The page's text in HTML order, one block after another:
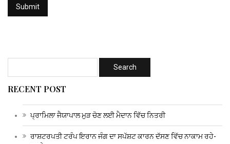
RECENT POST
ਪ੍ਰਾਮਿਲਾ ਜੈਯਾਪਾਲ ਮੁੜ ਚੋਣ ਲਈ ਮੈਦਾਨ ਵਿੱਚ ਨਿਤਰੀ
ਰਾਸ਼ਟਰਪਤੀ ਟਰੰਪ ਇਰਾਨ ਜੰਗ ਦਾ ਸਪੱਸ਼ਟ ਕਾਰਨ ਦੱਸਣ ਵਿੱਚ ਨਾਕਾਮ ਰਹੇ-